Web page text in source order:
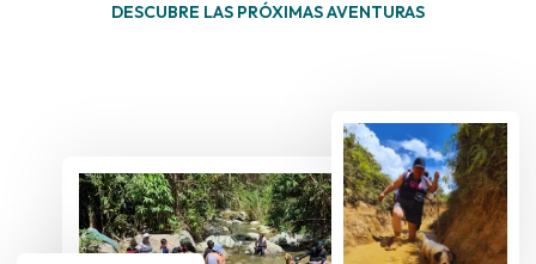
DESCUBRE LAS PRÓXIMAS AVENTURAS